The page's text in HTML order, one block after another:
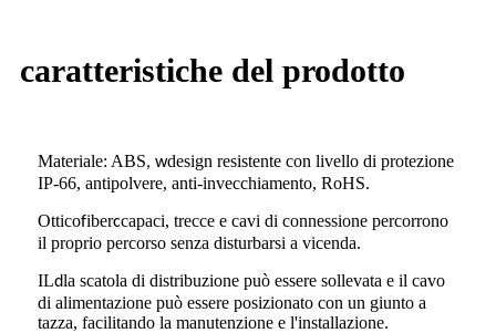
caratteristiche del prodotto
Materiale: ABS, wdesign resistente con livello di protezione
IP-66, antipolvere, anti-invecchiamento, RoHS.
Otticofiberccapaci, trecce e cavi di connessione percorrono
il proprio percorso senza disturbarsi a vicenda.
ILdla scatola di distribuzione può essere sollevata e il cavo
di alimentazione può essere posizionato con un giunto a
tazza, facilitando la manutenzione e l'installazione.